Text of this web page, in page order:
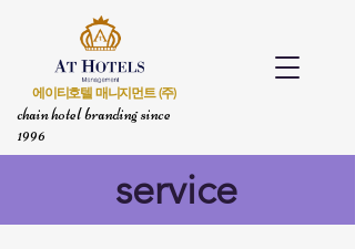
​에이티호텔 매니지먼트 (주)
chain hotel branding since
1996
service